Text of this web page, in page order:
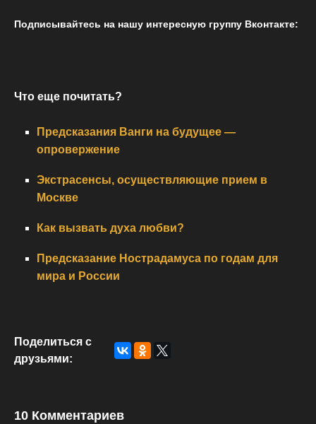
Подписывайтесь на нашу интересную группу Вконтакте:
Что еще почитать?
Предсказания Ванги на будущее —
опровержение
Экстрасенсы, осуществляющие прием в
Москве
Как вызвать духа любви?
Предсказание Нострадамуса по годам для
мира и России
Поделиться с
друзьями:
10 Комментариев